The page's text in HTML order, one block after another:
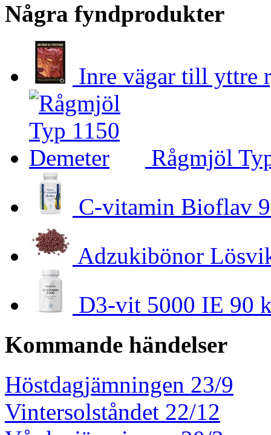
Några fyndprodukter
Inre vägar till yttre
Rågmjöl
C-vitamin Bioflav
Adzukibönor
D3-vit 5000 IE 90
Kommande händelser
Höstdagjämningen 23/9
Vintersolståndet 22/12